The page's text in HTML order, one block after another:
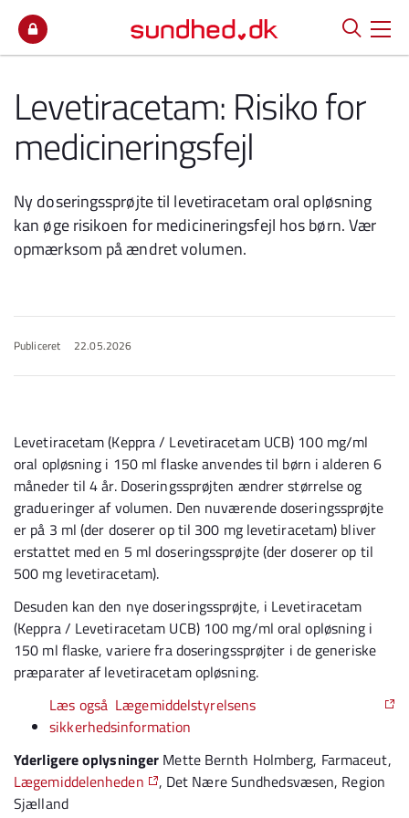
Levetiracetam: Risiko for
medicineringsfejl
Ny doseringssprøjte til levetiracetam oral opløsning
kan øge risikoen for medicineringsfejl hos børn. Vær
opmærksom på ændret volumen.
Publiceret 22.05.2026
Levetiracetam (Keppra / Levetiracetam UCB) 100 mg/ml
oral opløsning i 150 ml flaske anvendes til børn i alderen 6
måneder til 4 år. Doseringssprøjten ændrer størrelse og
gradueringer af volumen. Den nuværende doseringssprøjte
er på 3 ml (der doserer op til 300 mg levetiracetam) bliver
erstattet med en 5 ml doseringssprøjte (der doserer op til
500 mg levetiracetam).
Desuden kan den nye doseringssprøjte, i Levetiracetam
(Keppra / Levetiracetam UCB) 100 mg/ml oral opløsning i
150 ml flaske, variere fra doseringssprøjter i de generiske
præparater af levetiracetam opløsning.
Læs også Lægemiddelstyrelsens
sikkerhedsinformation
Yderligere oplysninger Mette Bernth Holmberg, Farmaceut,
Lægemiddelenheden
, Det Nære Sundhedsvæsen, Region
Sjælland